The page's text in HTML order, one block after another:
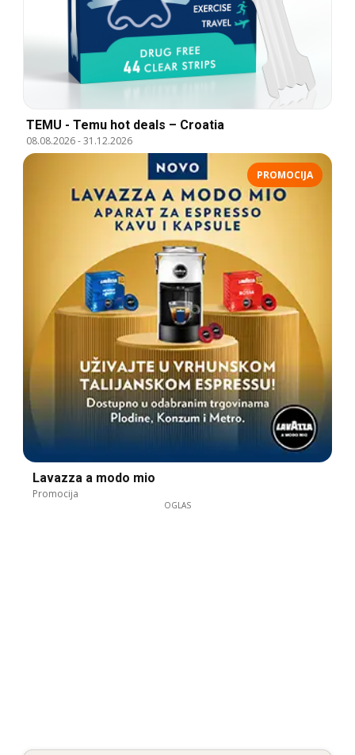
TEMU - Temu hot deals – Croatia
08.08.2026-31.12.2026
PROMOCIJA
Lavazza a modo mio
Promocija
OGLAS